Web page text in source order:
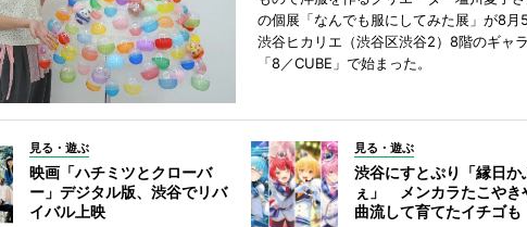
の個展「なんでも服にしてみた展」が8月5
渋谷ヒカリエ（渋谷区渋谷2）8階のギャ
「8／CUBE」で始まった。
見る・遊ぶ
映画「ハチミツとクローバ
ー」デジタル版、渋谷でリバ
イバル上映
見る・遊ぶ
渋谷にすとぷり「縁日か
ぇ」 メンカラたこやき
曲流して育てたイチゴも